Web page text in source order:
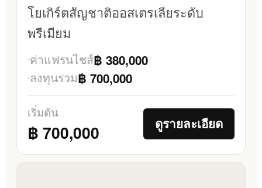
โยเกิร์ตสัญชาติออสเตรเลียระดับ
พรีเมียม
ค่าแฟรนไชส์฿ 380,000
ลงทุนรวม฿ 700,000
เริ่มต้น
฿ 700,000 ดูรายละเอียด